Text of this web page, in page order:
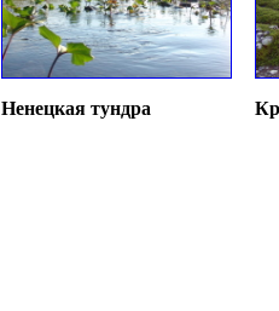
Ненецкая тундра